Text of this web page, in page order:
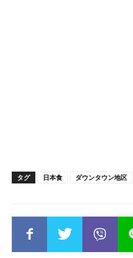
タグ 日本食 ダウンタウン地区